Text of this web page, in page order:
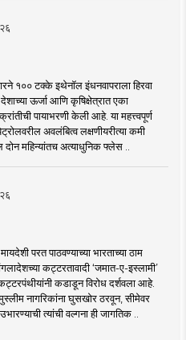
१०० टक्के इथेनॉल इंधनवापराला हिरवा
ऊर्जा आणि कृषिक्षेत्रात एका
पायाभरणी केली आहे. या महत्त्वपूर्ण
अवलंबित्व लक्षणीयरीत्या कमी
दोन महिन्यांतच अत्याधुनिक फ्लेस ..
परत पाठवण्याच्या भारताच्या ठाम
कट्टरतावादी ‘जमात-ए-इस्लामी’
कडाडून विरोध दर्शवला आहे.
नागरिकांना घुसखोर ठरवून, सीमेवर
त्यांची वल्गना ही जागतिक ..